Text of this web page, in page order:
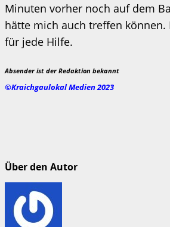
Minuten vorher noch auf dem
hätte mich auch treffen können.
für jede Hilfe.
Absender ist der Redaktion bekannt
©Kraichgaulokal Medien 2023
Über den Autor